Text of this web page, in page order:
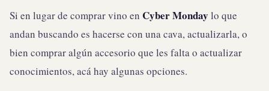
Si en lugar de comprar vino en Cyber Monday lo que
andan buscando es hacerse con una cava, actualizarla, o
bien comprar algún accesorio que les falta o actualizar
conocimientos, acá hay algunas opciones.